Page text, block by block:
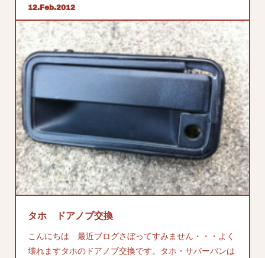
12 Feb 2012
タホ ドアノブ交換
こんにちは 最近ブログさぼってすみません・・・よく
壊れますタホのドアノブ交換です。タホ・サバーバンは